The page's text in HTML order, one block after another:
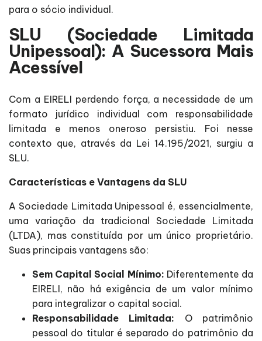
para o sócio individual.
SLU (Sociedade Limitada
Unipessoal): A Sucessora Mais
Acessível
Com a EIRELI perdendo força, a necessidade de um
formato jurídico individual com responsabilidade
limitada e menos oneroso persistiu. Foi nesse
contexto que, através da Lei 14.195/2021, surgiu a
SLU.
Características e Vantagens da SLU
A Sociedade Limitada Unipessoal é, essencialmente,
uma variação da tradicional Sociedade Limitada
(LTDA), mas constituída por um único proprietário.
Suas principais vantagens são:
Sem Capital Social Mínimo: Diferentemente da
EIRELI, não há exigência de um valor mínimo
para integralizar o capital social.
Responsabilidade Limitada: O patrimônio
pessoal do titular é separado do patrimônio da